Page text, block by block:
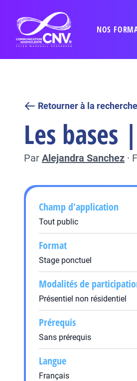
NOS
Retourner à la recherche
Les
Par Alejandra Sanchez ·
Champ d'application
Tout public
Format
Stage ponctuel
Modalités de
Présentiel non résidentiel
Prérequis
Sans prérequis
Langue
Français